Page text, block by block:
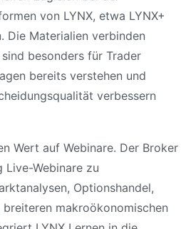
von LYNX, etwa LYNX+
Die Materialien verbinden
besonders für Trader
bereits verstehen und
verbessern
Wert auf Webinare. Der Broker
Webinare zu
Optionshandel,
makroökonomischen